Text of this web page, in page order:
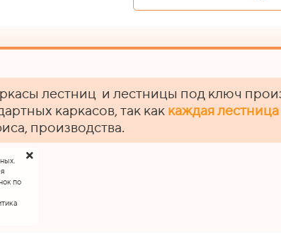
лестниц и лестницы под ключ
каркасов, так как каждая
производства.
по